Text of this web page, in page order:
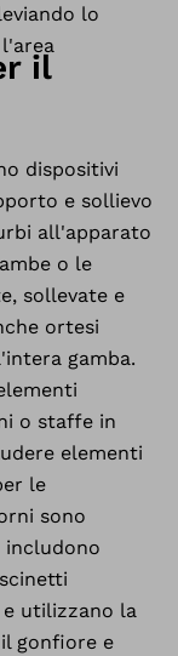
lo
il
dispositivi
e sollievo
all'apparato
o le
sollevate e
ortesi
gamba.
o staffe in
elementi
le
sono
includono
utilizzano la
gonfiore e